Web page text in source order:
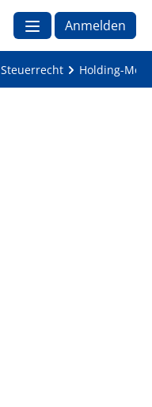
Anmelden
Steuerrecht Holding-